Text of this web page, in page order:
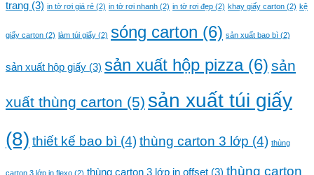
trang (3) in tờ rơi giá rẻ (2) in tờ rơi nhanh (2) in tờ rơi đẹp (2) khay giấy carton (2) kệ
giấy carton (2) làm túi giấy (2) sóng carton (6) sản xuất bao bì (2)
sản xuất hộp giấy (3) sản xuất hộp pizza(6) sản
xuất thùng carton (5) sản xuất túi giấy
(8) thiết kế bao bì (4)thùng carton 3 lớp (4) thùng
carton 3 lớp in flexo (2) thùng carton 3 lớp in offset (3) thùng carton